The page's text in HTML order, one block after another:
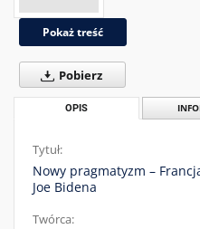
Pokaż treść
Pobierz
OPIS
Tytuł:
Nowy pragmatyzm –
Joe Bidena
Twórca: